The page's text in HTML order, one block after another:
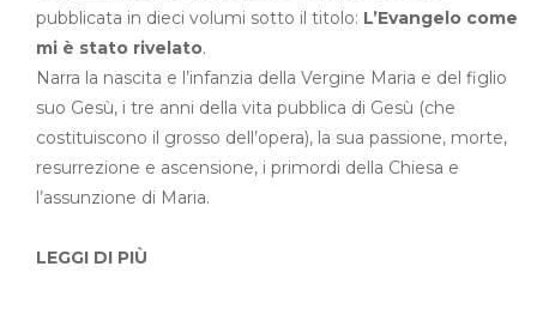
pubblicata in dieci volumi sotto il titolo: L’Evangelo come
mi è stato rivelato.
Narra la nascita e l’infanzia della Vergine Maria e del figlio
suo Gesù, i tre anni della vita pubblica di Gesù (che
costituiscono il grosso dell’opera), la sua passione, morte,
resurrezione e ascensione, i primordi della Chiesa e
l’assunzione di Maria.
LEGGI DI PIÙ